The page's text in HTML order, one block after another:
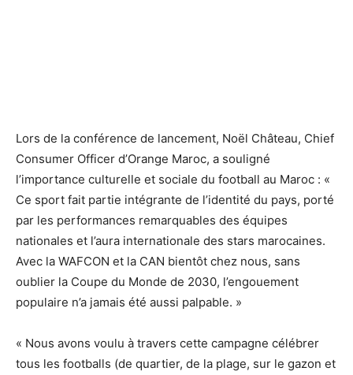
Lors de la conférence de lancement, Noël Château, Chief
Consumer Officer d’Orange Maroc, a souligné
l’importance culturelle et sociale du football au Maroc : «
Ce sport fait partie intégrante de l’identité du pays, porté
par les performances remarquables des équipes
nationales et l’aura internationale des stars marocaines.
Avec la WAFCON et la CAN bientôt chez nous, sans
oublier la Coupe du Monde de 2030, l’engouement
populaire n’a jamais été aussi palpable. »
« Nous avons voulu à travers cette campagne célébrer
tous les footballs (de quartier, de la plage, sur le gazon et